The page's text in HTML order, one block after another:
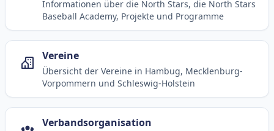
Informationen über die North Stars, die North Stars
Baseball Academy, Projekte und Programme
Vereine
Übersicht der Vereine in Hambug, Mecklenburg-
Vorpommern und Schleswig-Holstein
Verbandsorganisation